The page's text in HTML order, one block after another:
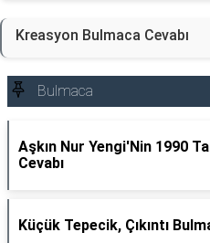
Kreasyon Bulmaca Cevabı
Bulmaca
Aşkın Nur Yengi'Nin 1990
Cevabı
Küçük Tepecik, Çıkıntı